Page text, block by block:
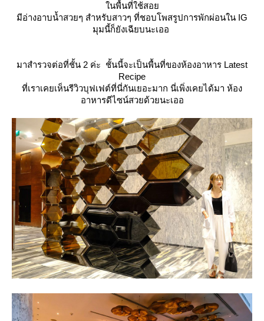
นพื้นที่ใช้สอ
มีอ่างอาบน้ำสวยๆ สำหรับสาวๆ ที่ชอบโพสรูปการพักผ่อนใน IG
มุมนี้ก็ยังเฉียบนะเออ
มาสำรวจต่อที่ชั้น 2 ค่ะ ชั้นนี้จะเป็นพื้นที่ของห้องอาหาร Latest
Recipe
ที่เราเคยเห็นรีวิวบุฟเฟต์ที่นี่กันเยอะมาก นี่เพิ่งเคยได้มา ห้อง
อาหารดีไซน์สวยด้วยนะเออ